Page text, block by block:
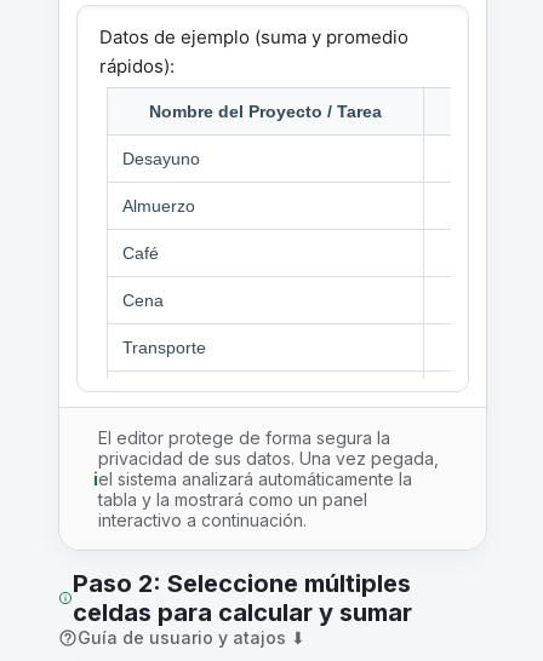
i
El editor protege de forma segura la
privacidad de sus datos. Una vez pegada,
el sistema analizará automáticamente la
tabla y la mostrará como un panel
interactivo a continuación.
Paso 2: Seleccione múltiples
celdas para calcular y sumar
Guía de usuario y atajos ⬇